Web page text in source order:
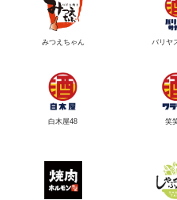
みつえちゃん バリヤ
白木屋48 笑